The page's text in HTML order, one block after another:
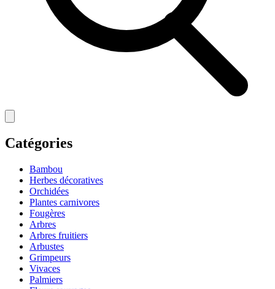
Catégories
Bambou
Herbes décoratives
Orchidées
Plantes carnivores
Fougères
Arbres
Arbres fruitiers
Arbustes
Grimpeurs
Vivaces
Palmiers